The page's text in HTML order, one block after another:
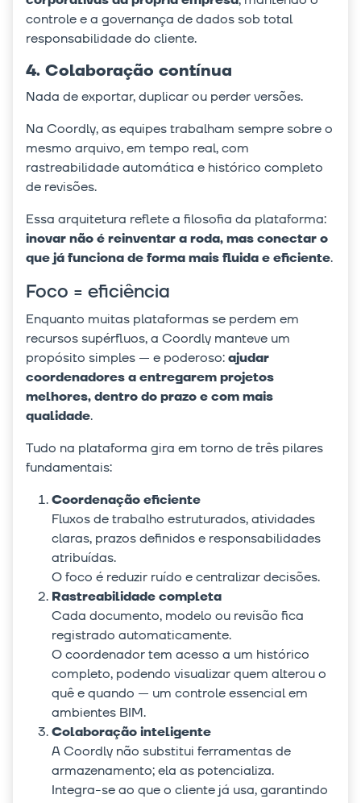
controle e a governança de dados sob total
responsabilidade do cliente.
4. Colaboração contínua
Nada de exportar, duplicar ou perder versões.
Na Coordly, as equipes trabalham sempre sobre o
mesmo arquivo, em tempo real, com
rastreabilidade automática e histórico completo
de revisões.
Essa arquitetura reflete a filosofia da plataforma:
inovar não é reinventar a roda, mas conectar o
que já funciona de forma mais fluida e eficiente.
Foco = eficiência
Enquanto muitas plataformas se perdem em
recursos supérfluos, a Coordly manteve um
propósito simples — e poderoso:ajudar
coordenadores a entregarem projetos
melhores, dentro do prazo e com mais
qualidade.
Tudo na plataforma gira em torno de três pilares
fundamentais:
Coordenação eficiente
Fluxos de trabalho estruturados, atividades
claras, prazos definidos e responsabilidades
atribuídas.
O foco é reduzir ruído e centralizar decisões.
Rastreabilidade completa
Cada documento, modelo ou revisão fica
registrado automaticamente.
O coordenador tem acesso a um histórico
completo, podendo visualizar quem alterou o
quê e quando — um controle essencial em
ambientes BIM.
Colaboração inteligente
A Coordly não substitui ferramentas de
armazenamento; ela as potencializa.
Integra-se ao que o cliente já usa, garantindo